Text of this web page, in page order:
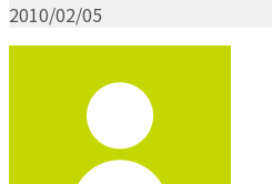
2010/02/05